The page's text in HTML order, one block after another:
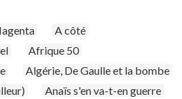
A côté
Afrique 50
Algérie, De Gaulle et la bombe
Anaïs s'en va-t-en guerre